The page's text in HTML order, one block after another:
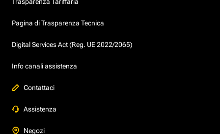
Pagina di Trasparenza Tecnica
Digital Services Act (Reg. UE 2022/2065)
Info canali assistenza
Contattaci
Assistenza
Negozi